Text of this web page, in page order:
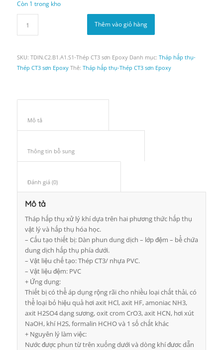
Còn 1 trong kho
Thêm vào giỏ hàng
SKU: TDIN.C2.B1.A1.S1-Thép CT3 sơn Epoxy Danh mục: Tháp hấp thụ-
Thép CT3 sơn Epoxy Thẻ: Tháp hấp thụ-Thép CT3 sơn Epoxy
Mô tả
Thông tin bổ sung
Đánh giá (0)
Mô tả
Tháp hấp thụ xử lý khí dựa trên hai phương thức hấp thụ
vật lý và hấp thụ hóa học.
– Cấu tạo thiết bị: Dàn phun dung dịch – lớp đệm – bể chứa
dung dịch hấp thụ phía dưới.
– Vật liệu chế tạo: Thép CT3/ nhựa PVC.
– Vật liệu đệm: PVC
+ Ứng dụng:
Thiết bị có thể áp dụng rộng rãi cho nhiều loại chất thải, có
thể loại bỏ hiệu quả hơi axit HCl, axit HF, amoniac NH3,
axit H2SO4 dạng sương, oxit crom CrO3, axit HCN, hơi xút
NaOH, khí H2S, formalin HCHO và 1 số chất khác
+ Nguyên lý làm việc:
Nước được phun từ trên xuống dưới và dòng khí đươc dẫn